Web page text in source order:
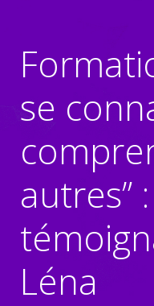
se
autres”
Léna